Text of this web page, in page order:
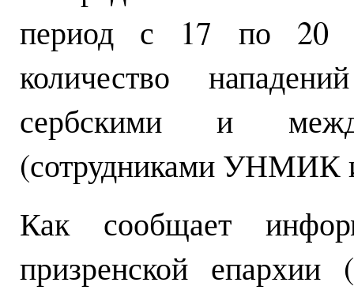
период с 17 по 20
количество
сербскими и
(сотрудниками
Как сообщает
призренской